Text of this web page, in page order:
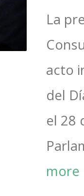
La
acto
del
el 28